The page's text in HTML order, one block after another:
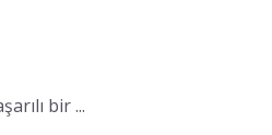
bir ...